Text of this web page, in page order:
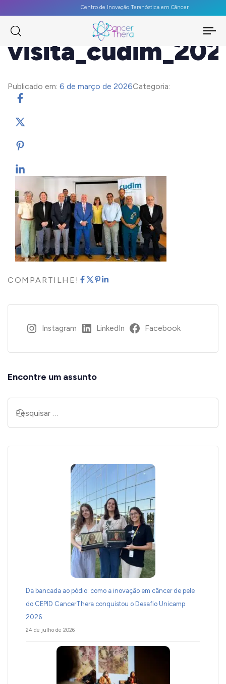
Centro de Inovação Teranóstica em Câncer
Publicado em: 6 de março de 2026Categoria:
COMPARTILHE!
Instagram LinkedIn Facebook
Encontre um assunto
Da bancada ao pódio: como a inovação em câncer de pele
do CEPID CancerThera conquistou o Desafio Unicamp
2026
24 de julho de 2026